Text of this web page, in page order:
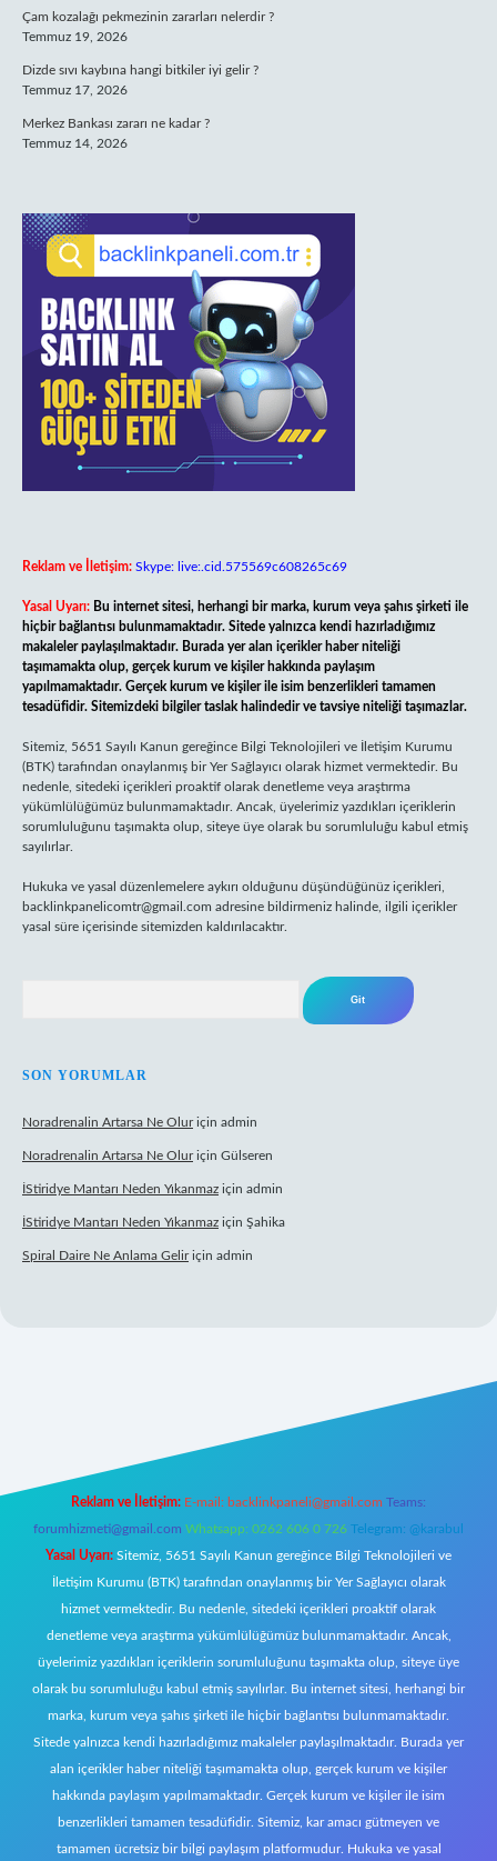
Çam kozalağı pekmezinin zararları nelerdir ?
Temmuz 19, 2026
Dizde sıvı kaybına hangi bitkiler iyi gelir ?
Temmuz 17, 2026
Merkez Bankası zararı ne kadar ?
Temmuz 14, 2026
Reklam ve İletişim: Skype: live:.cid.575569c608265c69
Yasal Uyarı: Bu internet sitesi, herhangi bir marka, kurum veya şahıs şirketi ile
hiçbir bağlantısı bulunmamaktadır. Sitede yalnızca kendi hazırladığımız
makaleler paylaşılmaktadır. Burada yer alan içerikler haber niteliği
taşımamakta olup, gerçek kurum ve kişiler hakkında paylaşım
yapılmamaktadır. Gerçek kurum ve kişiler ile isim benzerlikleri tamamen
tesadüfidir. Sitemizdeki bilgiler taslak halindedir ve tavsiye niteliği taşımazlar.
Sitemiz, 5651 Sayılı Kanun gereğince Bilgi Teknolojileri ve İletişim Kurumu
(BTK) tarafından onaylanmış bir Yer Sağlayıcı olarak hizmet vermektedir. Bu
nedenle, sitedeki içerikleri proaktif olarak denetleme veya araştırma
yükümlülüğümüz bulunmamaktadır. Ancak, üyelerimiz yazdıkları içeriklerin
sorumluluğunu taşımakta olup, siteye üye olarak bu sorumluluğu kabul etmiş
sayılırlar.
Hukuka ve yasal düzenlemelere aykırı olduğunu düşündüğünüz içerikleri,
backlinkpanelicomtr@gmail.com adresine bildirmeniz halinde, ilgili içerikler
yasal süre içerisinde sitemizden kaldırılacaktır.
SON YORUMLAR
Noradrenalin Artarsa Ne Oluriçin admin
Noradrenalin Artarsa Ne Oluriçin Gülseren
İStiridye Mantarı Neden Yıkanmaz için admin
İStiridye Mantarı Neden Yıkanmaz için Şahika
Spiral Daire Ne Anlama Geliriçin admin
Reklam ve İletişim: E-mail: backlinkpaneli@gmail.com Teams:
forumhizmeti@gmail.com Whatsapp: 0262 606 0 726 Telegram: @karabul
Yasal Uyarı: Sitemiz, 5651 Sayılı Kanun gereğince Bilgi Teknolojileri ve
İletişim Kurumu (BTK) tarafından onaylanmış bir Yer Sağlayıcı olarak
hizmet vermektedir. Bu nedenle, sitedeki içerikleri proaktif olarak
denetleme veya araştırma yükümlülüğümüz bulunmamaktadır. Ancak,
üyelerimiz yazdıkları içeriklerin sorumluluğunu taşımakta olup, siteye üye
olarak bu sorumluluğu kabul etmiş sayılırlar. Bu internet sitesi, herhangi bir
marka, kurum veya şahıs şirketi ile hiçbir bağlantısı bulunmamaktadır.
Sitede yalnızca kendi hazırladığımız makaleler paylaşılmaktadır. Burada yer
alan içerikler haber niteliği taşımamakta olup, gerçek kurum ve kişiler
hakkında paylaşım yapılmamaktadır. Gerçek kurum ve kişiler ile isim
benzerlikleri tamamen tesadüfidir. Sitemiz, kar amacı gütmeyen ve
tamamen ücretsiz bir bilgi paylaşım platformudur. Hukuka ve yasal